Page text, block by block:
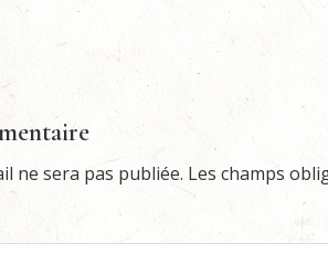
ne sera pas publiée. Les champs